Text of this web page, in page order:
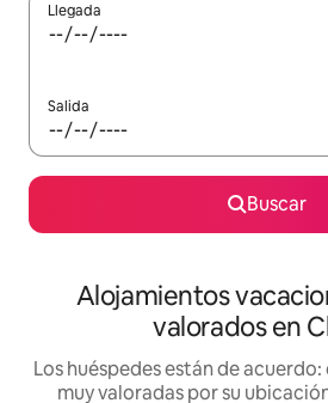
Llegada
Salida
Buscar
Alojamientos
valorados en
Los huéspedes están de
muy valoradas por su